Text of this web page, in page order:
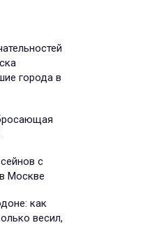
города в
с
Москве
как
весил,